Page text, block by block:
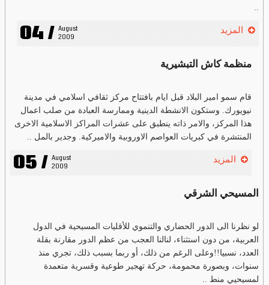
..
04 / August
2009
المزيد
منظمة كاش التبشيرية
قام سمو امير البلاد قبل ايام بافتتاح مركز ثقافي اسلامي في مدينة
نيويورك. وستكون الانشطة الدينية وممارسة العبادة من صلب اعمال
هذا المركز، والامر ذاته ينطبق على عشرات المراكز الاسلامية الاخرى
المنتشرة في كبريات العواصم الاوروبية والاميركية. وجدير بالمل ..
05 / August
2009
المزيد
المسيحي الشرقي
لو نظرنا الى الدور الحضاري والتنموي للأقليات المسيحية في الدول
العربية، من دون استثناء، لنالنا العجب من عظم الدور مقارنة بقلة
العدد، نسبيا!!وعلى الرغم من ذلك، أو ربما بسبب ذلك، تجري منذ
سنوات، وبصورة محمومة، حركة تهجير طوعية وقسرية متعمدة
لمسيحيي منط ..